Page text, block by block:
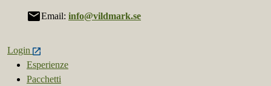
mailEmail: info@vildmark.se
Login
Esperienze
Pacchetti